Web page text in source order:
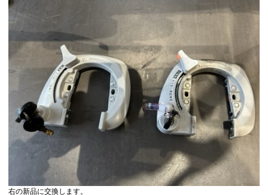
右の新品に交換します。